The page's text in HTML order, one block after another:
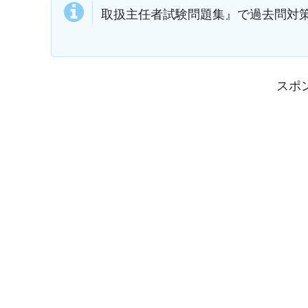
取扱主任者試験問題集』で過去問対
スポ